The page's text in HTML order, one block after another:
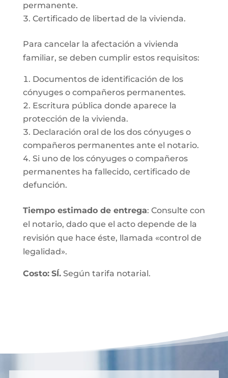
permanente.
Certificado de libertad de la vivienda.
Para cancelar la afectación a vivienda
familiar, se deben cumplir estos requisitos:
Documentos de identificación de los
cónyuges o compañeros permanentes.
Escritura pública donde aparece la
protección de la vivienda.
Declaración oral de los dos cónyuges o
compañeros permanentes ante el notario.
Si uno de los cónyuges o compañeros
permanentes ha fallecido, certificado de
defunción.
Tiempo estimado de entrega: Consulte con
el notario, dado que el acto depende de la
revisión que hace éste, llamada «control de
legalidad».
Costo: SÍ.Según tarifa notarial.